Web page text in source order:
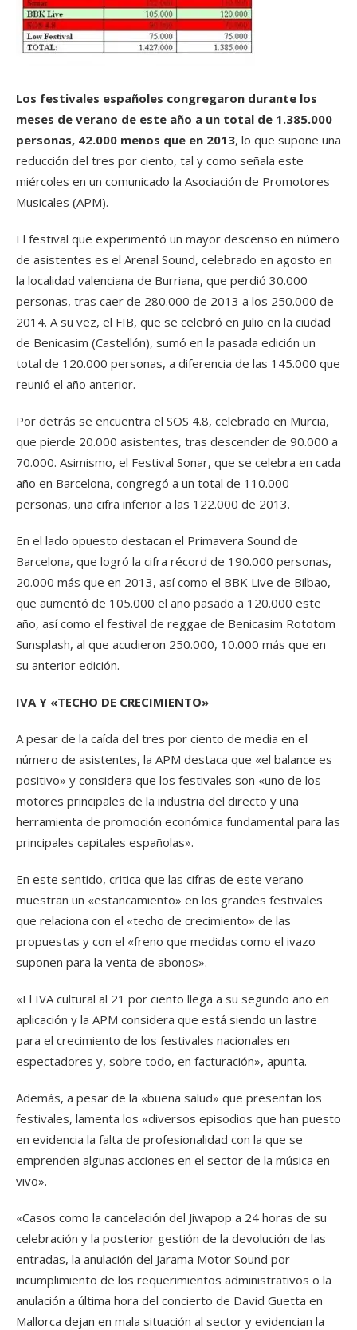
Los festivales españoles congregaron durante los
meses de verano de este año a un total de 1.385.000
personas, 42.000 menos que en 2013, lo que supone una
reducción del tres por ciento, tal y como señala este
miércoles en un comunicado la Asociación de Promotores
Musicales (APM).
El festival que experimentó un mayor descenso en número
de asistentes es el Arenal Sound, celebrado en agosto en
la localidad valenciana de Burriana, que perdió 30.000
personas, tras caer de 280.000 de 2013 a los 250.000 de
2014. A su vez, el FIB, que se celebró en julio en la ciudad
de Benicasim (Castellón), sumó en la pasada edición un
total de 120.000 personas, a diferencia de las 145.000 que
reunió el año anterior.
Por detrás se encuentra el SOS 4.8, celebrado en Murcia,
que pierde 20.000 asistentes, tras descender de 90.000 a
70.000. Asimismo, el Festival Sonar, que se celebra en cada
año en Barcelona, congregó a un total de 110.000
personas, una cifra inferior a las 122.000 de 2013.
En el lado opuesto destacan el Primavera Sound de
Barcelona, que logró la cifra récord de 190.000 personas,
20.000 más que en 2013, así como el BBK Live de Bilbao,
que aumentó de 105.000 el año pasado a 120.000 este
año, así como el festival de reggae de Benicasim Rototom
Sunsplash, al que acudieron 250.000, 10.000 más que en
su anterior edición.
IVA Y «TECHO DE CRECIMIENTO»
A pesar de la caída del tres por ciento de media en el
número de asistentes, la APM destaca que «el balance es
positivo» y considera que los festivales son «uno de los
motores principales de la industria del directo y una
herramienta de promoción económica fundamental para las
principales capitales españolas».
En este sentido, critica que las cifras de este verano
muestran un «estancamiento» en los grandes festivales
que relaciona con el «techo de crecimiento» de las
propuestas y con el «freno que medidas como el ivazo
suponen para la venta de abonos».
«El IVA cultural al 21 por ciento llega a su segundo año en
aplicación y la APM considera que está siendo un lastre
para el crecimiento de los festivales nacionales en
espectadores y, sobre todo, en facturación», apunta.
Además, a pesar de la «buena salud» que presentan los
festivales, lamenta los «diversos episodios que han puesto
en evidencia la falta de profesionalidad con la que se
emprenden algunas acciones en el sector de la música en
vivo».
«Casos como la cancelación del Jiwapop a 24 horas de su
celebración y la posterior gestión de la devolución de las
entradas, la anulación del Jarama Motor Sound por
incumplimiento de los requerimientos administrativos o la
anulación a última hora del concierto de David Guetta en
Mallorca dejan en mala situación al sector y evidencian la